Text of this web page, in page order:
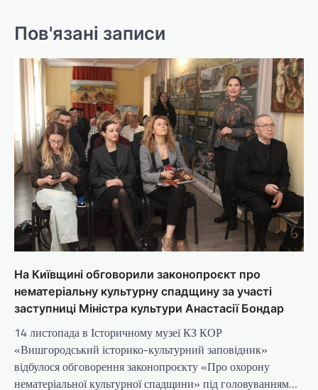
Пов'язані записи
На Київщині обговорили законопроєкт про
нематеріальну культурну спадщину за участі
заступниці Міністра культури Анастасії Бондар
14 листопада в Історичному музеї КЗ КОР
«Вишгородський історико-культурний заповідник»
відбулося обговорення законопроєкту «Про охорону
нематеріальної культурної спадщини» під головуванням…